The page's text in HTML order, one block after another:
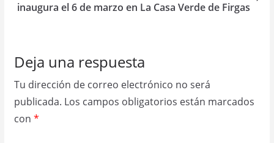
inaugura el 6 de marzo en La Casa Verde de Firgas
Deja una respuesta
Tu dirección de correo electrónico no será
publicada. Los campos obligatorios están marcados
con *